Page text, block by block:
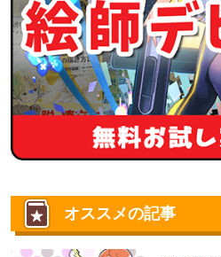
オススメの記事